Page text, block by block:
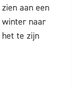
aan een
winter naar
te zijn